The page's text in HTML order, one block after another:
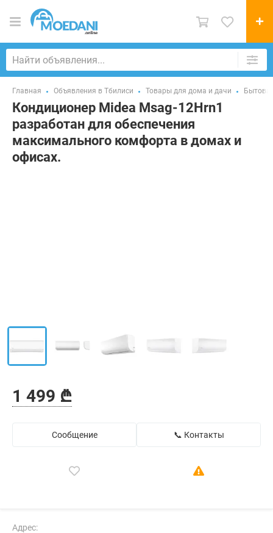
Главная Объявления в Тбилиси Товары для дома и дачи
Кондиционер Midea Msag-12Hrn1
разработан для обеспечения
максимального комфорта в домах и
офисах.
1 499 ₾
Сообщение 📞 Контакты
Адрес: